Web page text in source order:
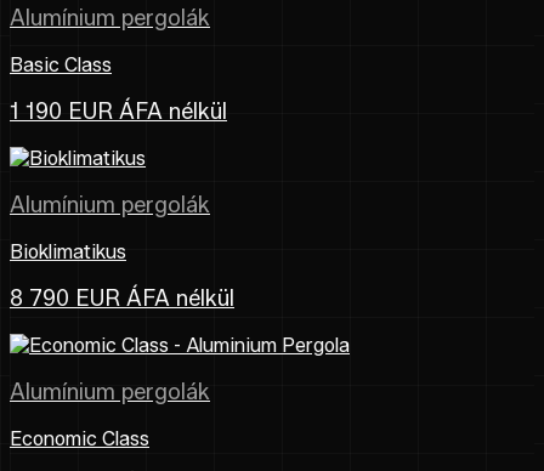
Alumínium pergolák
Basic Class
1 190 EUR ÁFA nélkül
Alumínium pergolák
Bioklimatikus
8 790 EUR ÁFA nélkül
Alumínium pergolák
Economic Class